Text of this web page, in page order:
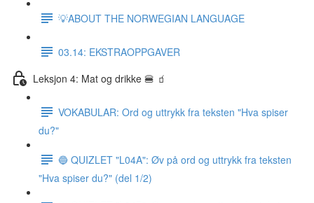
💡ABOUT THE NORWEGIAN LANGUAGE
03.14: EKSTRAOPPGAVER
Leksjon 4: Mat og drikke 🍔 🧃
VOKABULAR: Ord og uttrykk fra teksten "Hva spiser
du?"
🔵 QUIZLET "L04A": Øv på ord og uttrykk fra teksten
"Hva spiser du?" (del 1/2)